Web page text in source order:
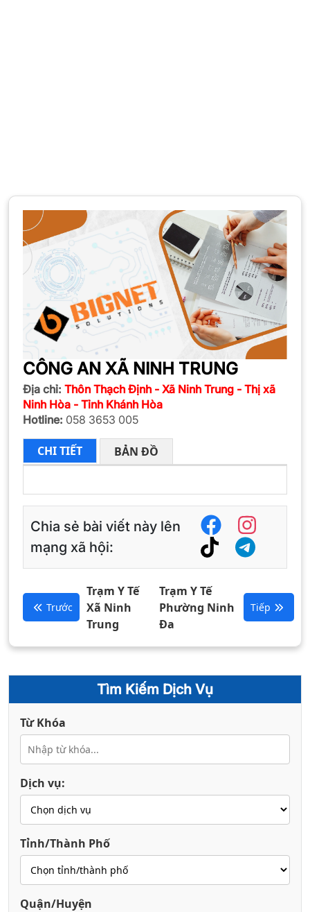
CÔNG AN XÃ NINH TRUNG
Địa chỉ: Thôn Thạch Định - Xã Ninh Trung - Thị xã
Ninh Hòa - Tỉnh Khánh Hòa
Hotline: 058 3653 005
CHI TIẾT BẢN ĐỒ
Chia sẻ bài viết này lên
mạng xã hội:
Trước
Trạm Y Tế
Xã Ninh
Trung
Trạm Y Tế
Phường Ninh
Đa
Tiếp
Tìm Kiếm Dịch Vụ
Từ Khóa
Dịch vụ:
Tỉnh/Thành Phố
Quận/Huyện